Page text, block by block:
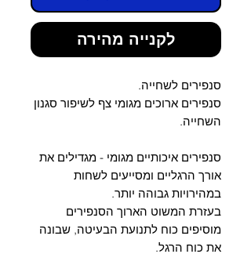
לקנייה מהירה
סנפירים לשחייה.
סנפירים ארוכים מגומי צף לשיפור סגנון
השחייה.
סנפירים איכותיים מגומי - מגדילים את
אורך הרגליים ומסייעים לשחות
במהירויות גבוהה יותר.
בעזרת המשוט הארוך הסנפירים
מוסיפים כוח לתנועת הבעיטה, שבונה
את כוח הרגל.